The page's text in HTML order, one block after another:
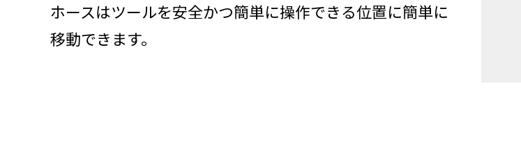
ホースはツールを安全かつ簡単に操作できる位置に簡単に
移動できます。